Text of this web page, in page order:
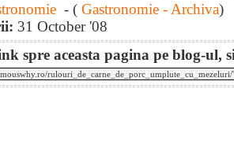
- ( Gastronomie - Archiva)
31 October '08
spre aceasta pagina pe blog-ul,